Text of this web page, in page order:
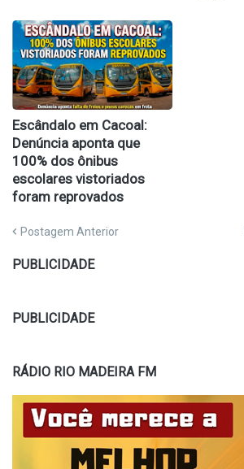
Escândalo em Cacoal:
Denúncia aponta que
100% dos ônibus
escolares vistoriados
foram reprovados
Postagem Anterior
PUBLICIDADE
PUBLICIDADE
RÁDIO RIO MADEIRA FM